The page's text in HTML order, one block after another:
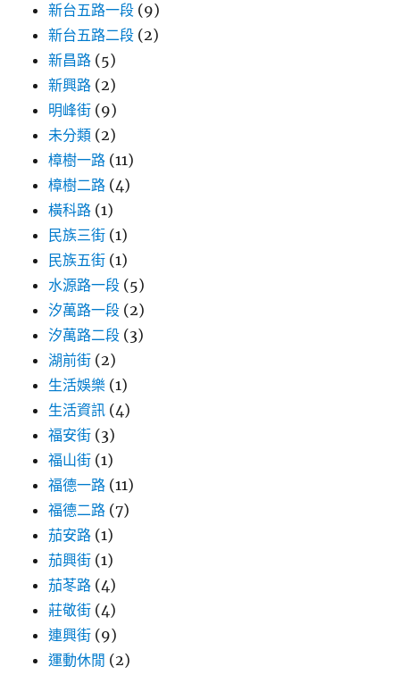
新台五路一段 (9)
新台五路二段 (2)
新昌路 (5)
新興路 (2)
明峰街 (9)
未分類 (2)
樟樹一路 (11)
樟樹二路 (4)
橫科路 (1)
民族三街 (1)
民族五街 (1)
水源路一段 (5)
汐萬路一段 (2)
汐萬路二段 (3)
湖前街 (2)
生活娛樂 (1)
生活資訊 (4)
福安街 (3)
福山街 (1)
福德一路 (11)
福德二路 (7)
茄安路 (1)
茄興街 (1)
茄苳路 (4)
莊敬街 (4)
連興街 (9)
運動休閒 (2)